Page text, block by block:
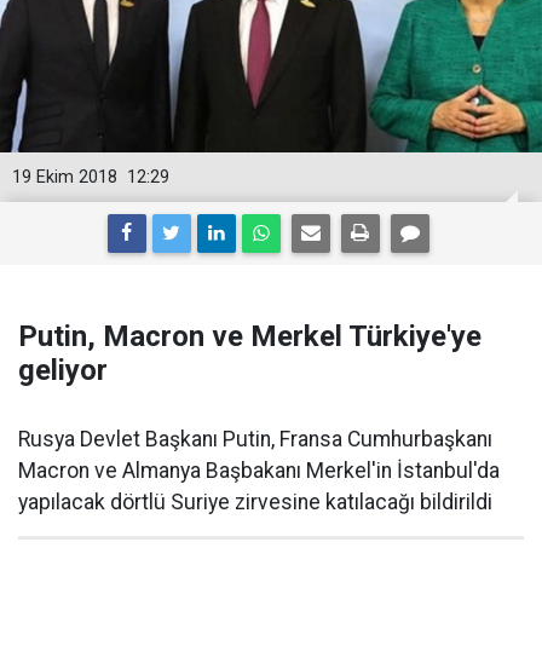
12:29
19 Ekim 2018
Putin, Macron ve Merkel Türkiye'ye
geliyor
Rusya Devlet Başkanı Putin, Fransa Cumhurbaşkanı
Macron ve Almanya Başbakanı Merkel'in İstanbul'da
yapılacak dörtlü Suriye zirvesine katılacağı bildirildi